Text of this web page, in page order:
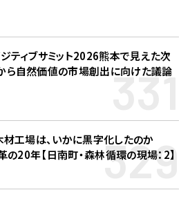
ティブサミット2026熊本で見えた次
自然価値の市場創出に向けた議論
331
工場は、いかに黒字化したのか
20年【日南町・森林循環の現場：2】
329